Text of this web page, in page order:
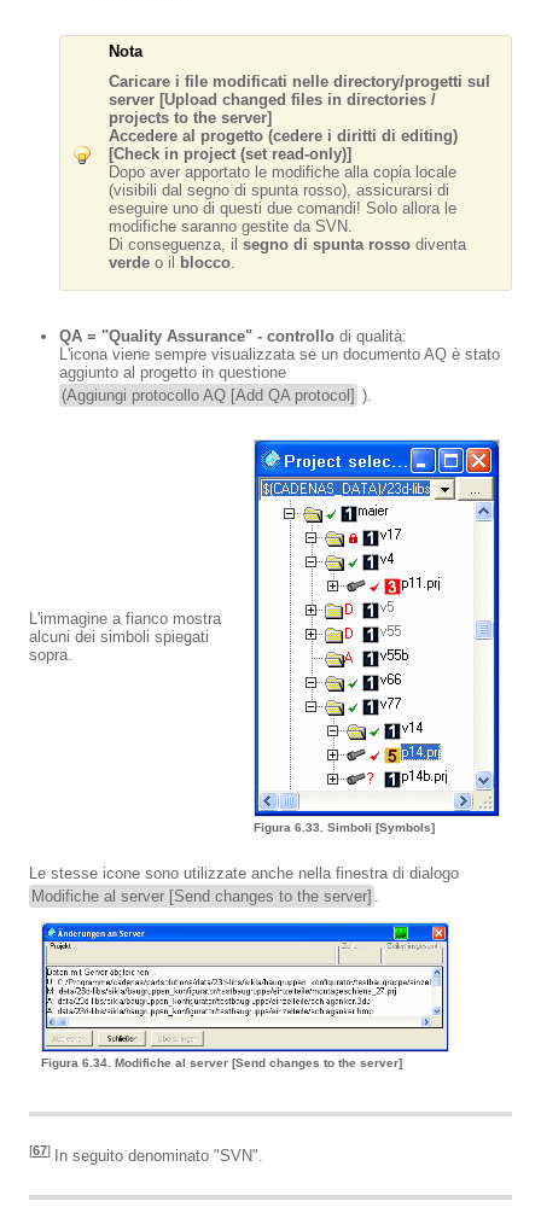
Nota
Caricare i file modificati nelle directory/progetti sul
server [Upload changed files in directories /
projects to the server]
Accedere al progetto (cedere i diritti di editing)
[Check in project (set read-only)]
Dopo aver apportato le modifiche alla copia locale
(visibili dal segno di spunta rosso), assicurarsi di
eseguire uno di questi due comandi! Solo allora le
modifiche saranno gestite da SVN.
Di conseguenza, il segno di spunta rosso diventa
verde o il blocco
QA = "Quality Assurance" - controllo di qualità:
L'icona viene sempre visualizzata se un documento AQ è stato
aggiunto al progetto in questione
(Aggiungi protocollo AQ [Add QA protocol] ).
L'immagine a fianco mostra
alcuni dei simboli spiegati
sopra.
Figura 6.33. Simboli [Symbols]
Le stesse icone sono utilizzate anche nella finestra di dialogo
Modifiche al server [Send changes to the server]
Figura 6.34. Modifiche al server [Send changes to the server]
[67] In seguito denominato "SVN".